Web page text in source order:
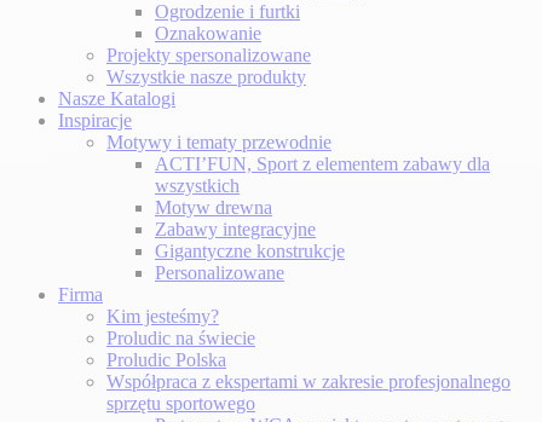
Ogrodzenie i furtki
Oznakowanie
Projekty spersonalizowane
Wszystkie nasze produkty
Nasze Katalogi
Inspiracje
Motywy i tematy przewodnie
ACTI’FUN, Sport z elementem zabawy dla
wszystkich
Motyw drewna
Zabawy integracyjne
Gigantyczne konstrukcje
Personalizowane
Firma
Kim jesteśmy?
Proludic na świecie
Proludic Polska
Współpraca z ekspertami w zakresie profesjonalnego
sprzętu sportowego